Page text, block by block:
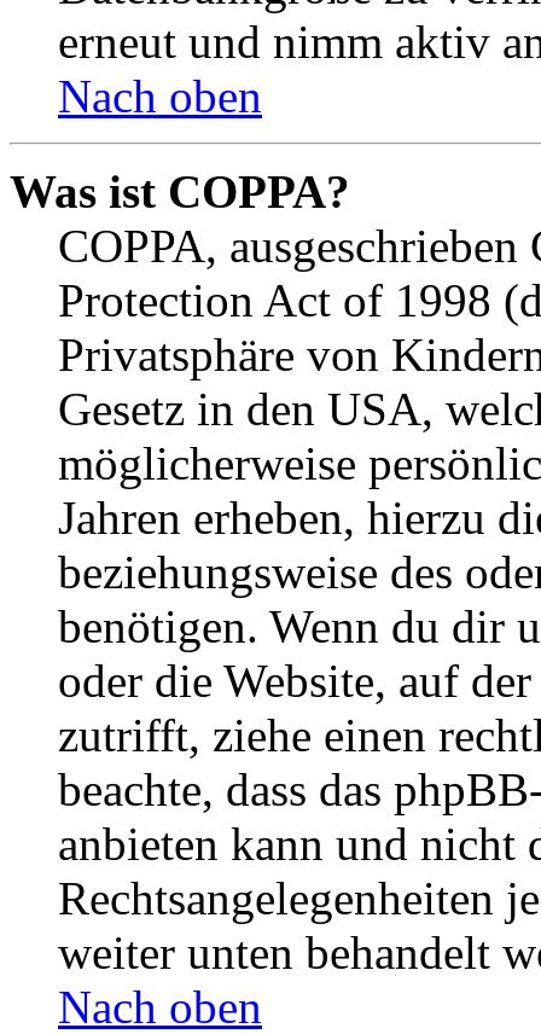
erneut und nimm aktiv
Nach oben
Was ist COPPA?
COPPA,
Protection Act of 1998
Privatsphäre von
Gesetz in den USA,
möglicherweise
Jahren erheben, hierzu
beziehungsweise des
benötigen. Wenn du dir
oder die Website, auf
zutrifft, ziehe einen
beachte, dass das
anbieten kann und nicht
Rechtsangelegenheiten
weiter unten behandelt
Nach oben